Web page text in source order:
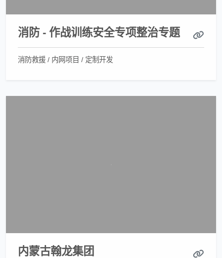
消防 - 作战训练安全专项整治专题
消防救援 / 内网项目 / 定制开发
内蒙古翰龙集团